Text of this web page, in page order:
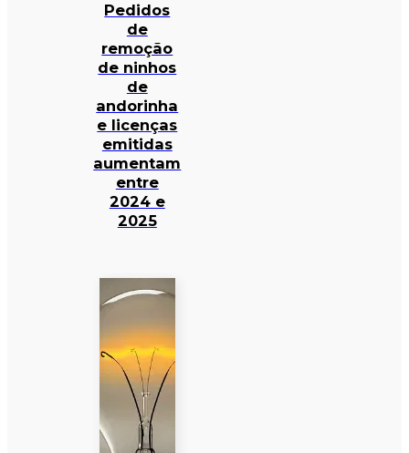
Pedidos
de
remoção
de ninhos
de
andorinha
e licenças
emitidas
aumentam
entre
2024 e
2025